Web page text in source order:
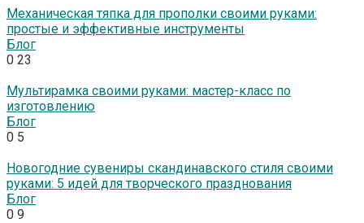
Механическая тяпка для прополки своими руками:
простые и эффективные инструменты
Блог
0 23
Мультирамка своими руками: мастер-класс по
изготовлению
Блог
0 5
Новогодние сувениры скандинавского стиля своими
руками: 5 идей для творческого празднования
Блог
0 9